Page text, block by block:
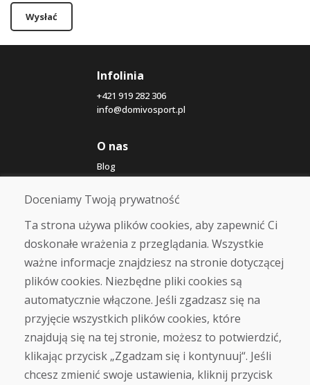
Wysłać
Infolinia
+421 919 282 306
info@domivosport.pl
O nas
Blog
O nas
Sklep
Kontakt
Zakup
Sklep internetowy
Warunki handlowe
Transport
Zapłata
Skarga
Zwrot i wymiana towaru
Ochrona danych osobowych
Cookies
Doceniamy Twoją prywatność
Ta strona używa plików cookies, aby zapewnić Ci
doskonałe wrażenia z przeglądania. Wszystkie
ważne informacje znajdziesz na stronie dotyczącej
plików cookies. Niezbędne pliki cookies są
automatycznie włączone. Jeśli zgadzasz się na
przyjęcie wszystkich plików cookies, które
znajdują się na tej stronie, możesz to potwierdzić,
klikając przycisk „Zgadzam się i kontynuuj“. Jeśli
chcesz zmienić swoje ustawienia, kliknij przycisk